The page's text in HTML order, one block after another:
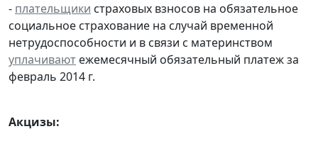
- плательщики страховых взносов на обязательное
социальное страхование на случай временной
нетрудоспособности и в связи с материнством
уплачивают ежемесячный обязательный платеж за
февраль 2014 г.
Акцизы: